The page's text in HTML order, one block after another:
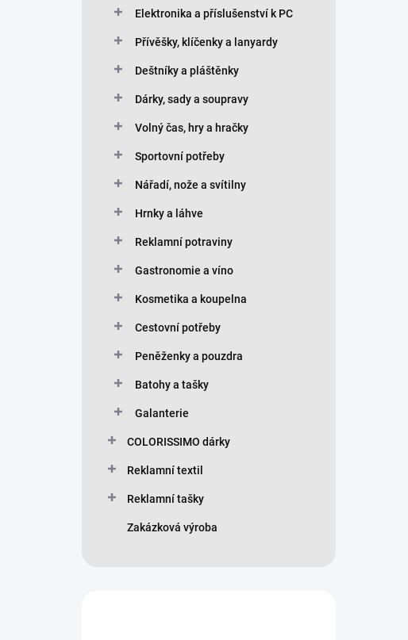
Elektronika a příslušenství k PC
Přívěšky, klíčenky a lanyardy
Deštníky a pláštěnky
Dárky, sady a soupravy
Volný čas, hry a hračky
Sportovní potřeby
Nářadí, nože a svítilny
Hrnky a láhve
Reklamní potraviny
Gastronomie a víno
Kosmetika a koupelna
Cestovní potřeby
Peněženky a pouzdra
Batohy a tašky
Galanterie
COLORISSIMO dárky
Reklamní textil
Reklamní tašky
Zakázková výroba